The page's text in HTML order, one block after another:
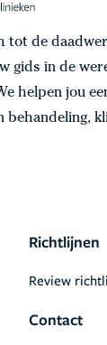
tot de
gids in de
helpen jou
behandeling,
Richtlijnen
Review
Contact